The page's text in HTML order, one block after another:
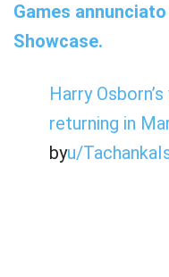
Games
Showcase.
Harry
returning in
byu/